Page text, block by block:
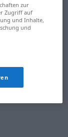
zur
Zugriff auf
und Inhalte,
und